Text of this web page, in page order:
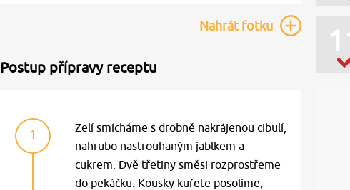
Nahrátfotku
Postup přípravy receptu
1
Zelí smícháme s drobně nakrájenou cibulí,
nahrubo nastrouhaným jablkem a
cukrem. Dvě třetiny směsi rozprostřeme
do pekáčku. Kousky kuřete posolíme,